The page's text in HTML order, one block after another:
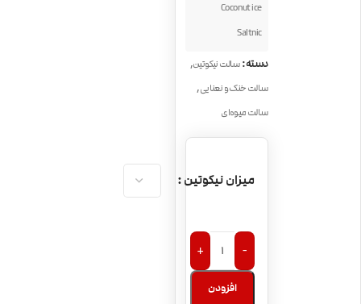
Coconut ice
Saltnic
دسته:سالت نیکوتین,
سالت خنک و نعنایی,
سالت میوه‌ای
میزان نیکوتین
-
+
افزودن